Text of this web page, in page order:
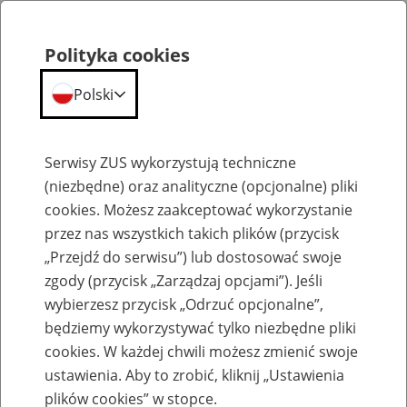
Emerytury
Baza zlikwidowanych lub
przekształconych zakładów pracy
Polityka cookies
Polski
Serwisy ZUS wykorzystują techniczne
(niezbędne) oraz analityczne (opcjonalne) pliki
cookies. Możesz zaakceptować wykorzystanie
przez nas wszystkich takich plików (przycisk
„Przejdź do serwisu”) lub dostosować swoje
zgody (przycisk „Zarządzaj opcjami”). Jeśli
wybierzesz przycisk „Odrzuć opcjonalne”,
będziemy wykorzystywać tylko niezbędne pliki
cookies. W każdej chwili możesz zmienić swoje
ustawienia. Aby to zrobić, kliknij „Ustawienia
plików cookies” w stopce.